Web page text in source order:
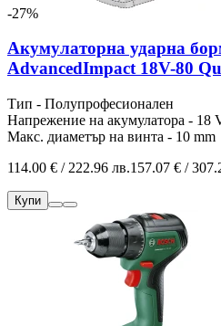
-27%
Акумулаторна ударна
AdvancedImpact 18V-80
Тип - Полупрофесионален
Напрежение на акумулатора - 18
Макс. диаметър на винта - 10 mm
114.00 € / 222.96 лв.157.07 € /
Купи